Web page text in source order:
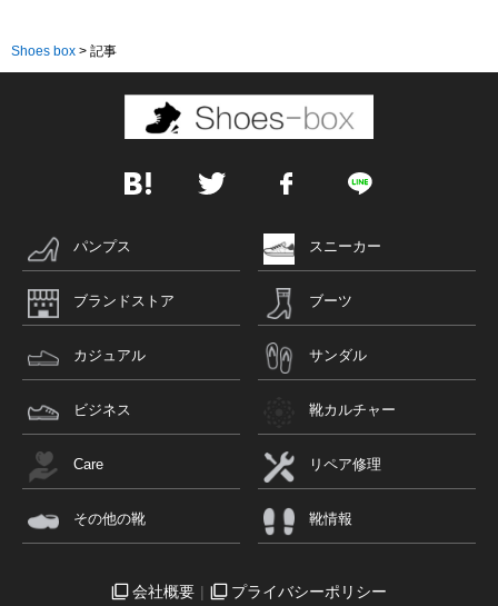
Shoes box > 記事
パンプス スニーカー
ブランドストア ブーツ
カジュアル サンダル
ビジネス 靴カルチャー
Care リペア修理
その他の靴 靴情報
会社概要 プライバシーポリシー